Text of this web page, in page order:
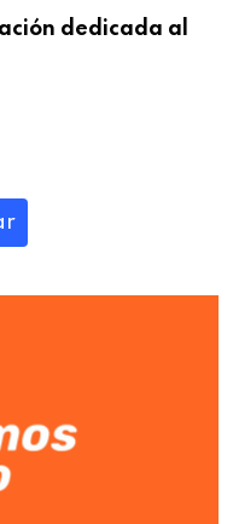
dedicada al